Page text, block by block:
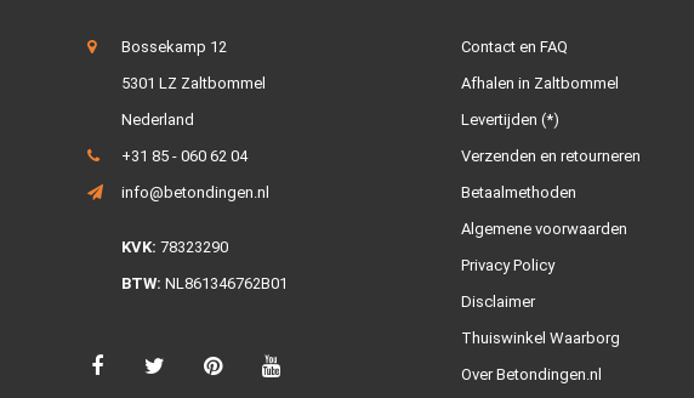
Bossekamp 12
5301 LZ Zaltbommel
Nederland
+31 85 - 060 62 04
info@betondingen.nl
KVK: 78323290
BTW: NL861346762B01
Contact en FAQ
Afhalen in Zaltbommel
Levertijden (*)
Verzenden en retourneren
Betaalmethoden
Algemene voorwaarden
Privacy Policy
Disclaimer
Thuiswinkel Waarborg
Over Betondingen.nl